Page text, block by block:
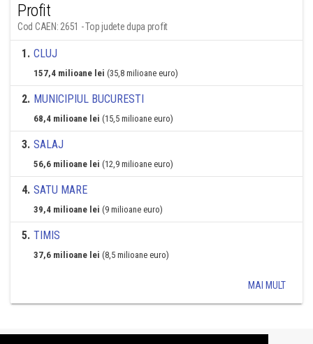
Profit
Cod CAEN: 2651 - Top judete dupa profit
1. CLUJ
157,4 milioane lei (35,8 milioane euro)
2. MUNICIPIUL BUCURESTI
68,4 milioane lei (15,5 milioane euro)
3. SALAJ
56,6 milioane lei (12,9 milioane euro)
4. SATU MARE
39,4 milioane lei (9 milioane euro)
5. TIMIS
37,6 milioane lei (8,5 milioane euro)
MAI MULT